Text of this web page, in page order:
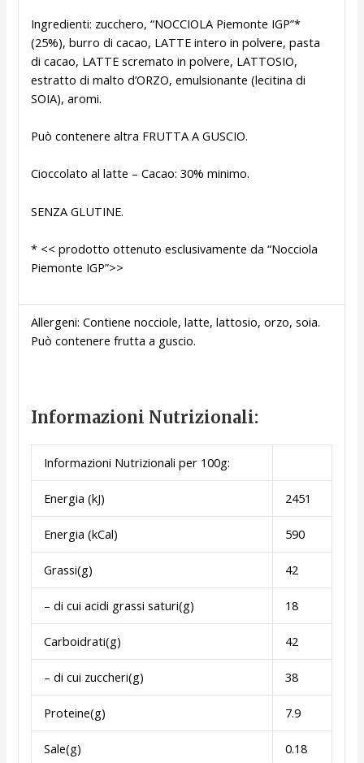
Ingredienti: zucchero, “NOCCIOLA Piemonte IGP”*
(25%), burro di cacao, LATTE intero in polvere, pasta
di cacao, LATTE scremato in polvere, LATTOSIO,
estratto di malto d’ORZO, emulsionante (lecitina di
SOIA), aromi.
Può contenere altra FRUTTA A GUSCIO.
Cioccolato al latte – Cacao: 30% minimo.
SENZA GLUTINE.
* << prodotto ottenuto esclusivamente da “Nocciola
Piemonte IGP”>>
Allergeni:Contiene nocciole, latte, lattosio, orzo, soia.
Può contenere frutta a guscio.
Informazioni Nutrizionali:
Informazioni Nutrizionali per 100g:
Energia (kJ) 2451
Energia (kCal) 590
Grassi(g) 42
– di cui acidi grassi saturi(g) 18
Carboidrati(g) 42
– di cui zuccheri(g) 38
Proteine(g) 7.9
Sale(g) 0.18